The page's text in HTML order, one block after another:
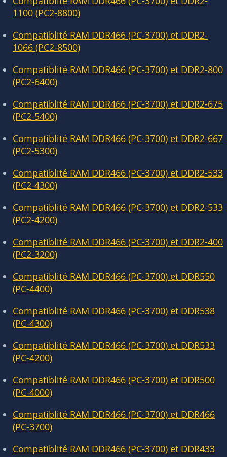
1100 (PC2-8800)
Compatiblité RAM DDR466 (PC-3700) et DDR2-
1066 (PC2-8500)
Compatiblité RAM DDR466 (PC-3700) et DDR2-800
(PC2-6400)
Compatiblité RAM DDR466 (PC-3700) et DDR2-675
(PC2-5400)
Compatiblité RAM DDR466 (PC-3700) et DDR2-667
(PC2-5300)
Compatiblité RAM DDR466 (PC-3700) et DDR2-533
(PC2-4300)
Compatiblité RAM DDR466 (PC-3700) et DDR2-533
(PC2-4200)
Compatiblité RAM DDR466 (PC-3700) et DDR2-400
(PC2-3200)
Compatiblité RAM DDR466 (PC-3700) et DDR550
(PC-4400)
Compatiblité RAM DDR466 (PC-3700) et DDR538
(PC-4300)
Compatiblité RAM DDR466 (PC-3700) et DDR533
(PC-4200)
Compatiblité RAM DDR466 (PC-3700) et DDR500
(PC-4000)
Compatiblité RAM DDR466 (PC-3700) et DDR466
(PC-3700)
Compatiblité RAM DDR466 (PC-3700) et DDR433